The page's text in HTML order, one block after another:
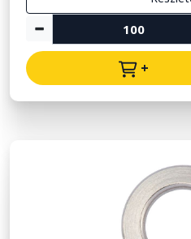
+